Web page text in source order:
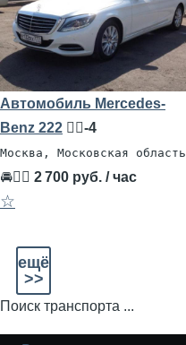
Автомобиль Mercedes-
Benz 222 🧍‍♂️-4
Москва, Московская область
🚘👨‍✈ 2 700 руб. / час
☆
ещё
>>
Поиск транспорта ...